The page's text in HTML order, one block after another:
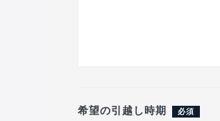
希望の引越し時期 必須